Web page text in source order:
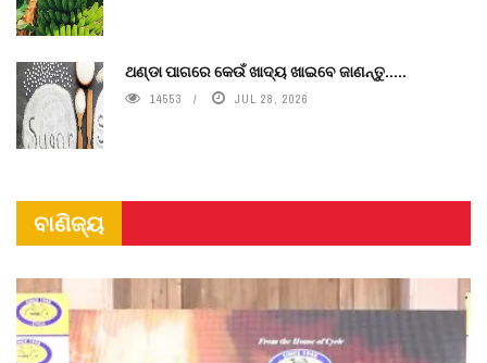
ଥଣ୍ଡା ପାଗରେ କେଉଁ ଖାଦ୍ୟ ଖାଇବେ ଜାଣନ୍ତୁ.....
14553 JUL 28, 2026
ବାଣିଜ୍ୟ